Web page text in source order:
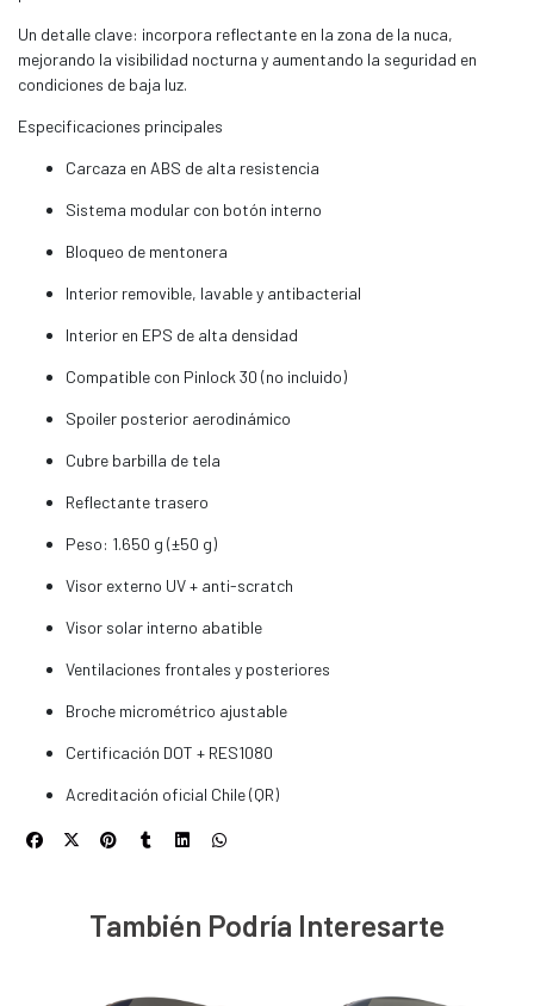
Un detalle clave: incorpora reflectante en la zona de la nuca,
mejorando la visibilidad nocturna y aumentando la seguridad en
condiciones de baja luz.
Especificaciones principales
Carcaza en ABS de alta resistencia
Sistema modular con botón interno
Bloqueo de mentonera
Interior removible, lavable y antibacterial
Interior en EPS de alta densidad
Compatible con Pinlock 30 (no incluido)
Spoiler posterior aerodinámico
Cubre barbilla de tela
Reflectante trasero
Peso: 1.650 g (±50 g)
Visor externo UV + anti-scratch
Visor solar interno abatible
Ventilaciones frontales y posteriores
Broche micrométrico ajustable
Certificación DOT + RES1080
Acreditación oficial Chile (QR)
También Podría Interesarte